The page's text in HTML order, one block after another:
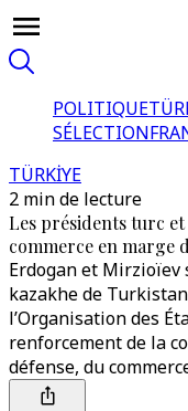
POLITIQUE
SÉLECTION
TÜRKİYE
2 min de lecture
Les présidents turc
commerce en marge
Erdogan et
kazakhe de
l’Organisation des
renforcement de la
défense, du